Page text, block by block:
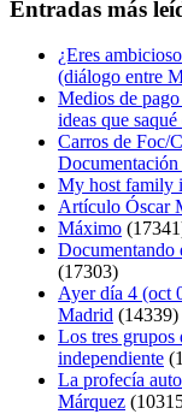
Entradas más
¿Eres
(diálogo entre
Medios de
ideas que
Carros de Foc/
My host family
Artículo Óscar
Máximo
Documentando
(17303)
Ayer día 4 (oct
Madrid (14339)
Los tres grupos
independiente
La profecía
Márquez